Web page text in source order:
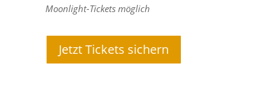
Moonlight-Tickets möglich
Jetzt Tickets sichern